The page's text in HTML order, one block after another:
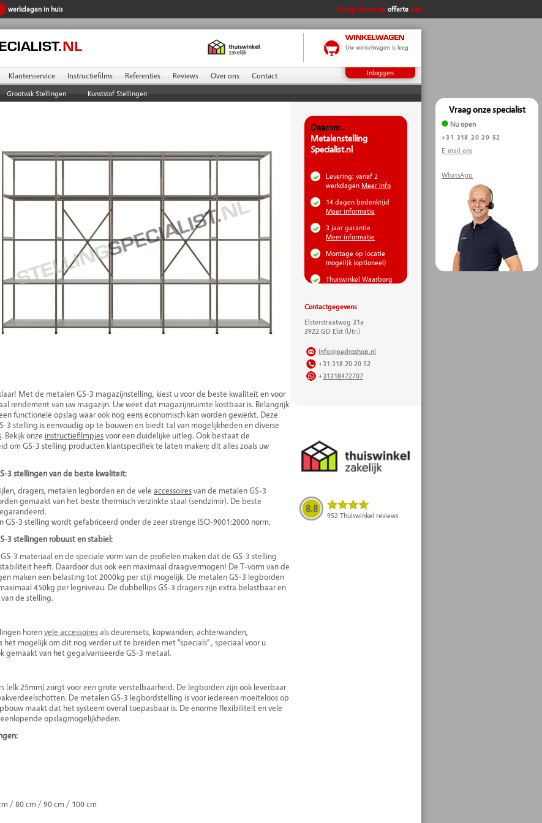
werkdagen in huis Vraag direct uwofferte aan
Vraag onze specialist
Nu open
+31 318 20 20 52
E-mail ons
WhatsApp
Inloggen
Uw winkelwagen is leeg
Klantenservice Instructiefilms Referenties Reviews Over ons Contact
Grootvak Stellingen Kunststof Stellingen
Met de metalen GS-3 magazijnstelling, kiest u voor de beste kwaliteit en voor
rendement van uw magazijn. Uw weet dat magazijnruimte kostbaar is. Belangrijk
functionele opslag waar ook nog eens economisch kan worden gewerkt. Deze
3 stelling is eenvoudig op te bouwen en biedt tal van mogelijkheden en diverse
. Bekijk onze instructiefilmpjesvoor een duidelijke uitleg. Ook bestaat de
om GS-3 stelling producten klantspecifiek te laten maken; dit alles zoals uw
3 stellingen van de beste kwaliteit:
dragers, metalen legborden en de vele accessoiresvan de metalen GS-3
gemaakt van het beste thermisch verzinkte staal (sendzimir). De beste
GS-3 stelling wordt gefabriceerd onder de zeer strenge ISO-9001:2000 norm.
3 stellingen robuust en stabiel:
3 materiaal en de speciale vorm van de profielen maken dat de GS-3 stelling
heeft. Daardoor dus ook een maximaal draagvermogen! De T-vorm van de
maken een belasting tot 2000kg per stijl mogelijk. De metalen GS-3 legborden
450kg per legniveau. De dubbellips GS-3 dragers zijn extra belastbaar en
de stelling.
horenvele accessoiresals deurensets, kopwanden, achterwanden,
het mogelijk om dit nog verder uit te breiden met "specials" , speciaal voor u
gemaakt van het gegalvaniseerde GS-3 metaal.
(elk 25mm) zorgt voor een grote verstelbaarheid. De legborden zijn ook leverbaar
De metalen GS-3 legbordstelling is voor iedereen moeiteloos op
maakt dat het systeem overal toepasbaar is. De enorme flexibiliteit en vele
opslagmogelijkheden.
/ 80 cm / 90 cm / 100 cm
Daarom...
Metalenstelling
Specialist.nl
Levering: vanaf 2
werkdagen Meer info
14 dagen bedenktijd
Meer informatie
3 jaar garantie
Meer informatie
Montage op locatie
mogelijk (optioneel)
Thuiswinkel Waarborg
Contactgegevens
Elsterstraatweg 31a
3922 GD Elst (Utr.)
info@pedroshop.nl
+31 318 20 20 52
+31318472707
8.8
952 Thuiswinkel reviews